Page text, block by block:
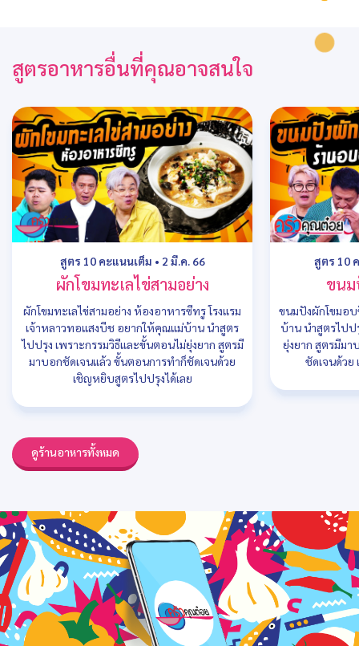
สูตรอาหารอื่นที่คุณอาจสนใจ
สูตร 10 คะแนนเต็ม • 2 มี.ค. 66
ผักโขมทะเลไข่สามอย่าง
ผักโขมทะเลไข่สามอย่าง ห้องอาหารซีทรู โรงแรม
เจ้าหลาวทอแสงบีช อยากให้คุณแม่บ้าน นำสูตร
ไปปรุง เพราะกรรมวิธีและขั้นตอนไม่ยุ่งยาก สูตรมี
มาบอกชัดเจนแล้ว ขั้นตอนการทำก็ชัดเจนด้วย
เชิญหยิบสูตรไปปรุงได้เลย
สูตร 10
ขนม
ขนมปังผักโขมอ
บ้าน นำสูตรไปป
ยุ่งยาก สูตรมีม
ชัดเจนด้วย
ดูร้านอาหารทั้งหมด